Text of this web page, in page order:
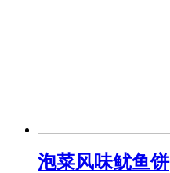
泡菜风味鱿鱼饼